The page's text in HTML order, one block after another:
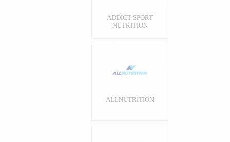
ADDICT SPORT
NUTRITION
ALLNUTRITION